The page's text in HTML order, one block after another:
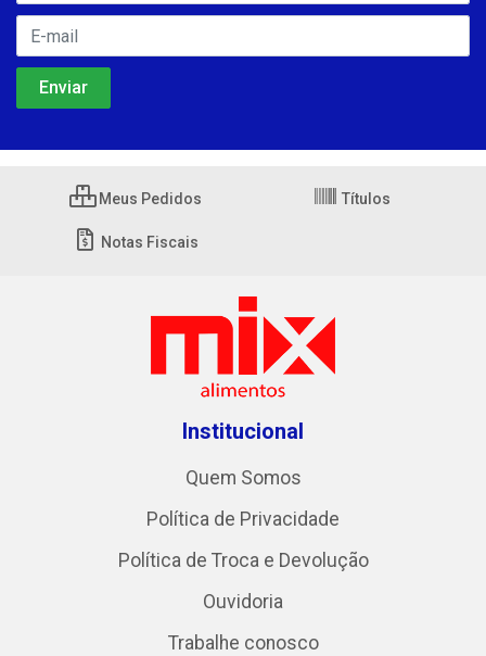
Meus Pedidos Títulos
Notas Fiscais
Institucional
Quem Somos
Política de Privacidade
Política de Troca e Devolução
Ouvidoria
Trabalhe conosco